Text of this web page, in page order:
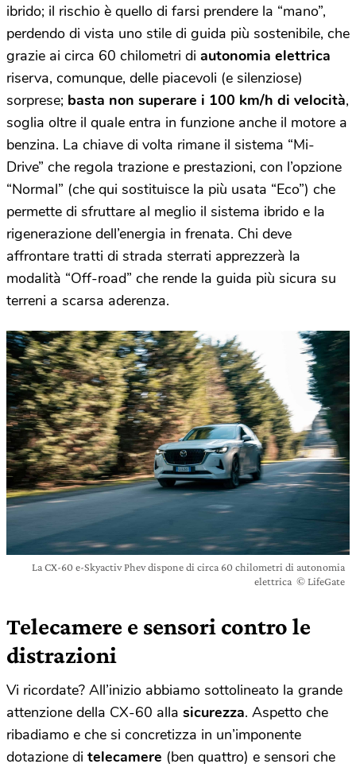
ibrido; il rischio è quello di farsi prendere la “mano”,
perdendo di vista uno stile di guida più sostenibile, che
grazie ai circa 60 chilometri di autonomia elettrica
riserva, comunque, delle piacevoli (e silenziose)
sorprese; basta non superare i 100 km/h di velocità,
soglia oltre il quale entra in funzione anche il motore a
benzina. La chiave di volta rimane il sistema “Mi-
Drive” che regola trazione e prestazioni, con l’opzione
“Normal” (che qui sostituisce la più usata “Eco”) che
permette di sfruttare al meglio il sistema ibrido e la
rigenerazione dell’energia in frenata. Chi deve
affrontare tratti di strada sterrati apprezzerà la
modalità “Off-road” che rende la guida più sicura su
terreni a scarsa aderenza.
La CX-60 e-Skyactiv Phev dispone di circa 60 chilometri di autonomia
elettrica © LifeGate
Telecamere e sensori contro le
distrazioni
Vi ricordate? All’inizio abbiamo sottolineato la grande
attenzione della CX-60 alla sicurezza. Aspetto che
ribadiamo e che si concretizza in un’imponente
dotazione di telecamere (ben quattro) e sensori che